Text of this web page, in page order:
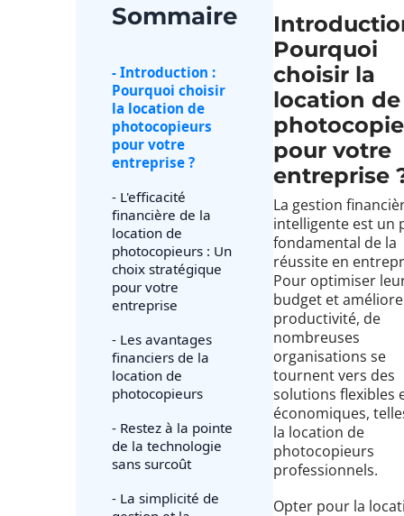
Sommaire
- Introduction :
Pourquoi choisir
la location de
photocopieurs
pour votre
entreprise ?
- L'efficacité
financière de la
location de
photocopieurs : Un
choix stratégique
pour votre
entreprise
- Les avantages
financiers de la
location de
photocopieurs
- Restez à la pointe
de la technologie
sans surcoût
- La simplicité de
Pourquoi
choisir la
location de
pour votre
entreprise
La gestion
intelligente est un
fondamental de la
réussite en
Pour optimiser
budget et
productivité, de
nombreuses
organisations se
tournent vers des
solutions flexibles
économiques,
la location de
photocopieurs
professionnels.
Opter pour la